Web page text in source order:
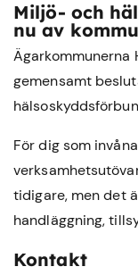
Miljö- och
nu av
Ägarkommunerna
gemensamt
För dig som
tidigare, men det
handläggning,
Kontakt